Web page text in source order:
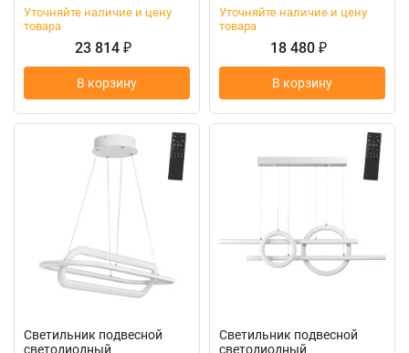
Уточняйте наличие и цену
товара
23 814 ₽
В корзину
Уточняйте наличие и цену
товара
18 480 ₽
В корзину
Светильник подвесной
светодиодный
Светильник подвесной
светодиодный